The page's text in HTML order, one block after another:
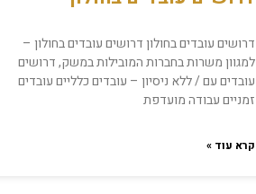
דרושים עובדים בחולון דרושים עובדים בחולון –
למגוון משרות בחברות המובילות במשק, דרושים
עובדים עם / ללא ניסיון – עובדים כלליים עובדים
זמניים עבודה מועדפת
קרא עוד »